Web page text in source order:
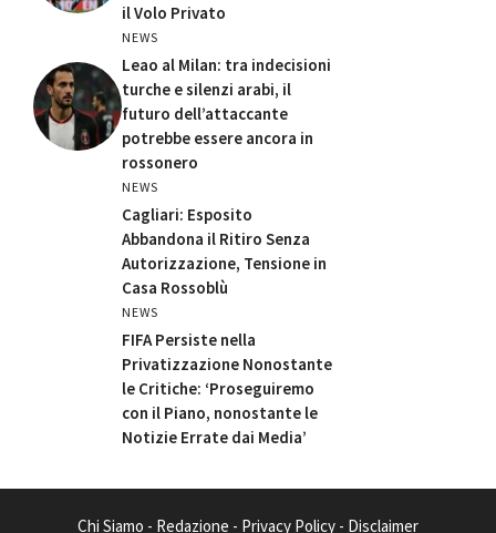
il Volo Privato
NEWS
Leao al Milan: tra indecisioni
turche e silenzi arabi, il
futuro dell’attaccante
potrebbe essere ancora in
rossonero
NEWS
Cagliari: Esposito
Abbandona il Ritiro Senza
Autorizzazione, Tensione in
Casa Rossoblù
NEWS
FIFA Persiste nella
Privatizzazione Nonostante
le Critiche: ‘Proseguiremo
con il Piano, nonostante le
Notizie Errate dai Media’
Chi Siamo - Redazione - Privacy Policy - Disclaimer